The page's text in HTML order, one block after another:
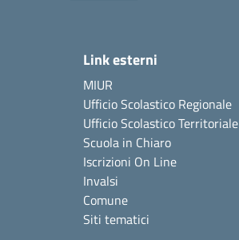
Link esterni
MIUR
Ufficio Scolastico Regionale
Ufficio Scolastico Territoriale
Scuola in Chiaro
Iscrizioni On Line
Invalsi
Comune
Siti tematici